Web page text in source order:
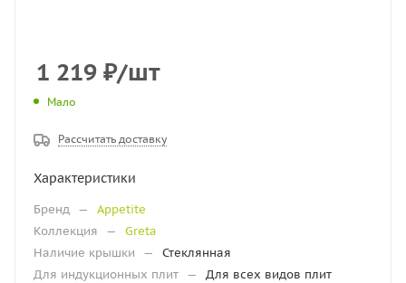
1 219 ₽/шт
Мало
Рассчитать доставку
Характеристики
Бренд —
Appetite
Коллекция
—
Greta
Наличие крышки
—
Стеклянная
Для индукционных плит —
Для всех видов плит